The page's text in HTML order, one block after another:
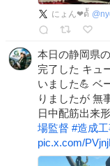
にょん❤ด้้้้้็็็็็้้ @
本日の静岡県の
完了した キュ
いました💪 ベ
りましたが 無
日中配筋出来
場監督 #造成
pic.x.com/